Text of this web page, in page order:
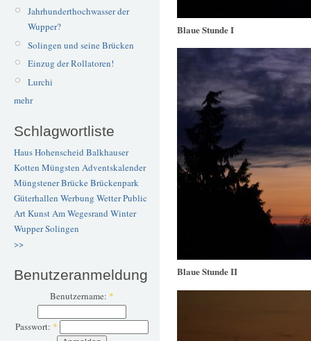
Jahrhunderthochwasser der
Wupper?
Solingen und seine Brücken
Einzug der Rollatoren!
Lurchi
mehr
Schlagwortliste
Haus Hohenscheid Balkhauser
Kotten Müngsten Adventskalender
Müngstener BrückeBrückenpark
Güterhallen Werbung WetterPublic
ArtKunstAm Wegesrand Winter
WupperSolingen
>>
Benutzeranmeldung
Benutzername: *
Passwort: *
Blaue Stunde I
Blaue Stunde II